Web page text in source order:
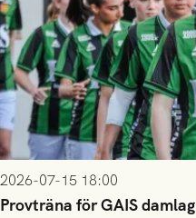
2026-07-15 18:00
Provträna för GAIS damlag